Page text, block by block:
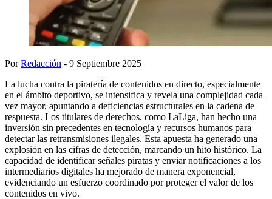
PorRedacción - 9 Septiembre 2025
La lucha contra la piratería de contenidos en directo, especialmente
en el ámbito deportivo, se intensifica y revela una complejidad cada
vez mayor, apuntando a deficiencias estructurales en la cadena de
respuesta. Los titulares de derechos, como LaLiga, han hecho una
inversión sin precedentes en tecnología y recursos humanos para
detectar las retransmisiones ilegales. Esta apuesta ha generado una
explosión en las cifras de detección, marcando un hito histórico. La
capacidad de identificar señales piratas y enviar notificaciones a los
intermediarios digitales ha mejorado de manera exponencial,
evidenciando un esfuerzo coordinado por proteger el valor de los
contenidos en vivo.